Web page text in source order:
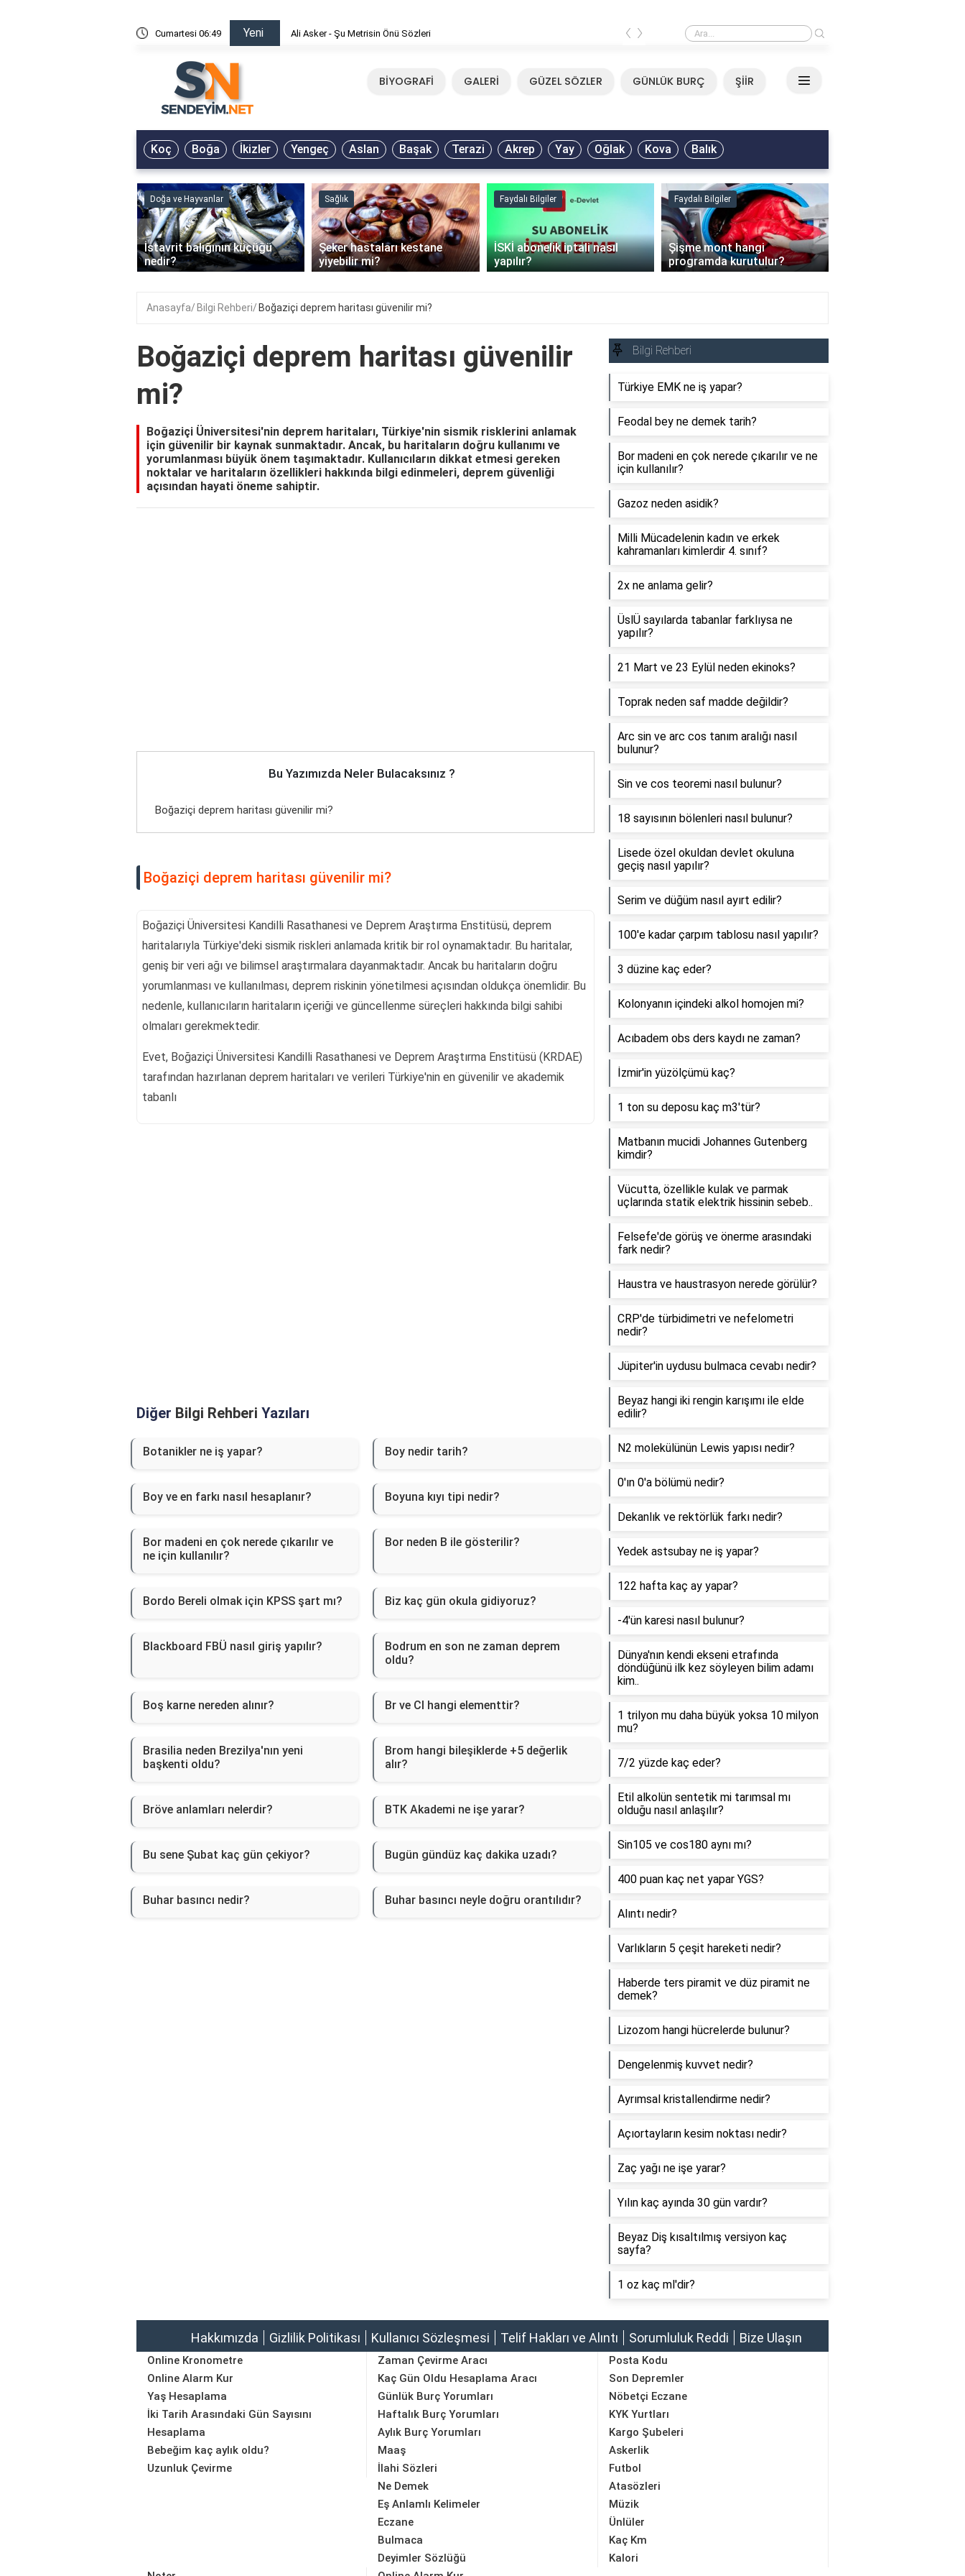
Cumartesi 06:49 Yeni Ali Asker - Şu Metrisin Önü Sözleri Mirkelam - Tavla Sözleri
‹ ›
BİYOGRAFİ GALERİ GÜZEL SÖZLER GÜNLÜK BURÇ ŞİİR
Koç Boğa İkizler Yengeç Aslan Başak Terazi Akrep Yay Oğlak Kova Balık
Doğa ve Hayvanlar
İstavrit balığının küçüğü
nedir?
Sağlık
Şeker hastaları kestane
yiyebilir mi?
Faydalı Bilgiler
İSKİ abonelik iptali nasıl
yapılır?
Faydalı Bilgiler
Şişme mont hangi
programda kurutulur?
‹ ›
Anasayfa Bilgi Rehberi Boğaziçi deprem haritası güvenilir mi?
Boğaziçi deprem haritası güvenilir
mi?
Boğaziçi Üniversitesi'nin deprem haritaları, Türkiye'nin sismik risklerini anlamak
için güvenilir bir kaynak sunmaktadır. Ancak, bu haritaların doğru kullanımı ve
yorumlanması büyük önem taşımaktadır. Kullanıcıların dikkat etmesi gereken
noktalar ve haritaların özellikleri hakkında bilgi edinmeleri, deprem güvenliği
açısından hayati öneme sahiptir.
Bu Yazımızda Neler Bulacaksınız ?
Boğaziçi deprem haritası güvenilir mi?
Boğaziçi deprem haritası güvenilir mi?
Boğaziçi Üniversitesi Kandilli Rasathanesi ve Deprem Araştırma Enstitüsü, deprem
haritalarıyla Türkiye'deki sismik riskleri anlamada kritik bir rol oynamaktadır. Bu haritalar,
geniş bir veri ağı ve bilimsel araştırmalara dayanmaktadır. Ancak bu haritaların doğru
yorumlanması ve kullanılması, deprem riskinin yönetilmesi açısından oldukça önemlidir. Bu
nedenle, kullanıcıların haritaların içeriği ve güncellenme süreçleri hakkında bilgi sahibi
olmaları gerekmektedir.
Evet, Boğaziçi Üniversitesi Kandilli Rasathanesi ve Deprem Araştırma Enstitüsü (KRDAE)
tarafından hazırlanan deprem haritaları ve verileri Türkiye'nin en güvenilir ve akademik
tabanlı
Diğer Bilgi Rehberi Yazıları
Botanikler ne iş yapar? Boy nedir tarih?
Boy ve en farkı nasıl hesaplanır? Boyuna kıyı tipi nedir?
Bor madeni en çok nerede çıkarılır ve
ne için kullanılır?
Bor neden B ile gösterilir?
Bordo Bereli olmak için KPSS şart mı? Biz kaç gün okula gidiyoruz?
Blackboard FBÜ nasıl giriş yapılır?
Bodrum en son ne zaman deprem
oldu?
Boş karne nereden alınır? Br ve Cl hangi elementtir?
Brasilia neden Brezilya'nın yeni
başkenti oldu?
Brom hangi bileşiklerde +5 değerlik
alır?
Bröve anlamları nelerdir? BTK Akademi ne işe yarar?
Bu sene Şubat kaç gün çekiyor? Bugün gündüz kaç dakika uzadı?
Buhar basıncı nedir? Buhar basıncı neyle doğru orantılıdır?
Bilgi Rehberi
Türkiye EMK ne iş yapar?
Feodal bey ne demek tarih?
Bor madeni en çok nerede çıkarılır ve ne
için kullanılır?
Gazoz neden asidik?
Milli Mücadelenin kadın ve erkek
kahramanları kimlerdir 4. sınıf?
2x ne anlama gelir?
ÜslÜ sayılarda tabanlar farklıysa ne
yapılır?
21 Mart ve 23 Eylül neden ekinoks?
Toprak neden saf madde değildir?
Arc sin ve arc cos tanım aralığı nasıl
bulunur?
Sin ve cos teoremi nasıl bulunur?
18 sayısının bölenleri nasıl bulunur?
Lisede özel okuldan devlet okuluna
geçiş nasıl yapılır?
Serim ve düğüm nasıl ayırt edilir?
100'e kadar çarpım tablosu nasıl yapılır?
3 düzine kaç eder?
Kolonyanın içindeki alkol homojen mi?
Acıbadem obs ders kaydı ne zaman?
İzmir'in yüzölçümü kaç?
1 ton su deposu kaç m3'tür?
Matbanın mucidi Johannes Gutenberg
kimdir?
Vücutta, özellikle kulak ve parmak
uçlarında statik elektrik hissinin sebeb..
Felsefe'de görüş ve önerme arasındaki
fark nedir?
Haustra ve haustrasyon nerede görülür?
CRP'de türbidimetri ve nefelometri
nedir?
Jüpiter'in uydusu bulmaca cevabı nedir?
Beyaz hangi iki rengin karışımı ile elde
edilir?
N2 molekülünün Lewis yapısı nedir?
0'ın 0'a bölümü nedir?
Dekanlık ve rektörlük farkı nedir?
Yedek astsubay ne iş yapar?
122 hafta kaç ay yapar?
-4'ün karesi nasıl bulunur?
Dünya'nın kendi ekseni etrafında
döndüğünü ilk kez söyleyen bilim adamı
kim..
1 trilyon mu daha büyük yoksa 10 milyon
mu?
7/2 yüzde kaç eder?
Etil alkolün sentetik mi tarımsal mı
olduğu nasıl anlaşılır?
Sin105 ve cos180 aynı mı?
400 puan kaç net yapar YGS?
Alıntı nedir?
Varlıkların 5 çeşit hareketi nedir?
Haberde ters piramit ve düz piramit ne
demek?
Lizozom hangi hücrelerde bulunur?
Dengelenmiş kuvvet nedir?
Ayrımsal kristallendirme nedir?
Açıortayların kesim noktası nedir?
Zaç yağı ne işe yarar?
Yılın kaç ayında 30 gün vardır?
Beyaz Diş kısaltılmış versiyon kaç
sayfa?
1 oz kaç ml'dir?
Hakkımızda Gizlilik Politikası Kullanıcı Sözleşmesi Telif Hakları ve Alıntı Sorumluluk Reddi Bize Ulaşın
Online Kronometre
Online Alarm Kur
Yaş Hesaplama
İki Tarih Arasındaki Gün Sayısını
Hesaplama
Bebeğim kaç aylık oldu?
Uzunluk Çevirme
Zaman Çevirme Aracı
Kaç Gün Oldu Hesaplama Aracı
Günlük Burç Yorumları
Haftalık Burç Yorumları
Aylık Burç Yorumları
Maaş
Posta Kodu
Son Depremler
Nöbetçi Eczane
KYK Yurtları
Kargo Şubeleri
Askerlik
İlahi Sözleri
Ne Demek
Eş Anlamlı Kelimeler
Eczane
Bulmaca
Deyimler Sözlüğü
Futbol
Atasözleri
Müzik
Ünlüler
Kaç Km
Kalori